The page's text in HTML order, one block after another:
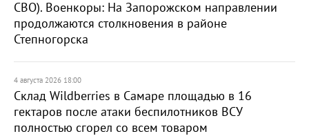
СВО). Военкоры: На Запорожском направлении
продолжаются столкновения в районе
Степногорска
4 августа 2026 18:00
Склад Wildberries в Самаре площадью в 16
гектаров после атаки беспилотников ВСУ
полностью сгорел со всем товаром